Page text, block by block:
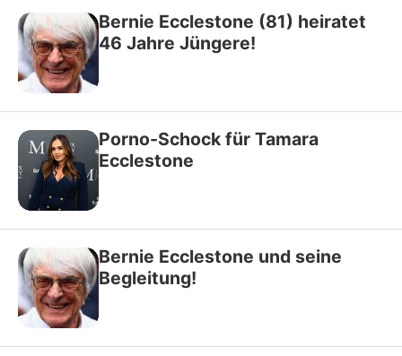
Bernie Ecclestone (81) heiratet
46 Jahre Jüngere!
Porno-Schock für Tamara
Ecclestone
Bernie Ecclestone und seine
Begleitung!